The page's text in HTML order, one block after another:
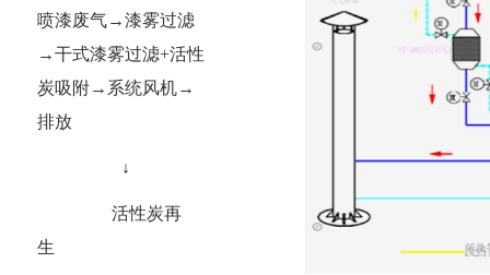
喷漆废气→漆雾过滤
→干式漆雾过滤+活性
炭吸附→系统风机→
排放
↓
活性炭再
生